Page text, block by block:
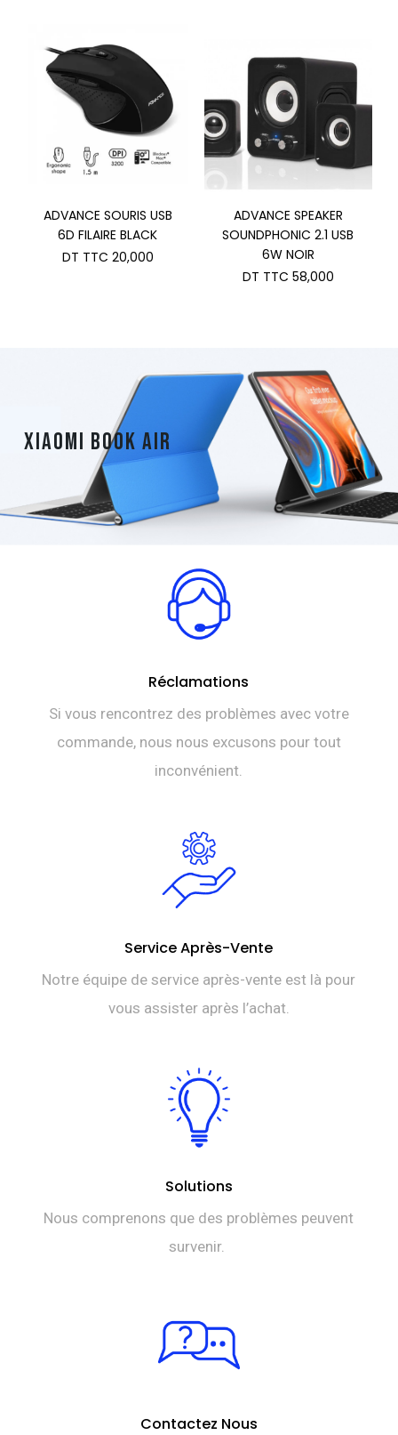
ADVANCE SOURIS USB
6D FILAIRE BLACK
DT TTC 20,000
ADVANCE SPEAKER
SOUNDPHONIC 2.1 USB
6W NOIR
DT TTC 58,000
Xiaomi Book Air
Réclamations
Si vous rencontrez des problèmes avec votre
commande, nous nous excusons pour tout
inconvénient.
Service Après-Vente
Notre équipe de service après-vente est là pour
vous assister après l’achat.
Solutions
Nous comprenons que des problèmes peuvent
survenir.
Contactez Nous